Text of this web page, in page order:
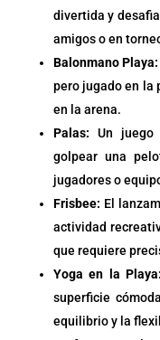
divertida y
amigos o en
Balonmano Playa:
pero jugado en la
en la arena.
Palas: Un juego
golpear una
jugadores o
Frisbee: El
actividad
que requiere
Yoga en la Playa:
superficie
equilibrio y la